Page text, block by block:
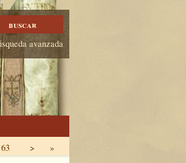
avanzada
63 > »